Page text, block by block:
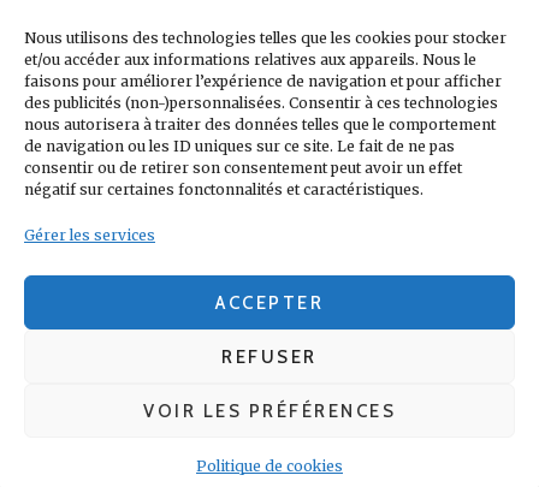
Nous utilisons des technologies telles que les cookies pour stocker
et/ou accéder aux informations relatives aux appareils. Nous le
faisons pour améliorer l’expérience de navigation et pour afficher
des publicités (non-)personnalisées. Consentir à ces technologies
nous autorisera à traiter des données telles que le comportement
de navigation ou les ID uniques sur ce site. Le fait de ne pas
consentir ou de retirer son consentement peut avoir un effet
négatif sur certaines fonctonnalités et caractéristiques.
Gérer les services
ACCEPTER
REFUSER
VOIR LES PRÉFÉRENCES
Politique de cookies
MADRILÈNES MARCA MARCELO MERCATO
MERENGUE MERENGUES PORTUGAL PRESSE
PRESSE MADRILÈNEREALREAL
MADRID RONALDO SANTIAGO SOLARI
UEFA ZIDANE ZINÉDINE ZINÉDINE ZIDANE
LIENS UTILES
REAL MADRID
CONDITIONS GÉNÉRALES
POLITIQUE DE COOKIES (UE)
POLITIQUE DE CONFIDENTIALITÉ